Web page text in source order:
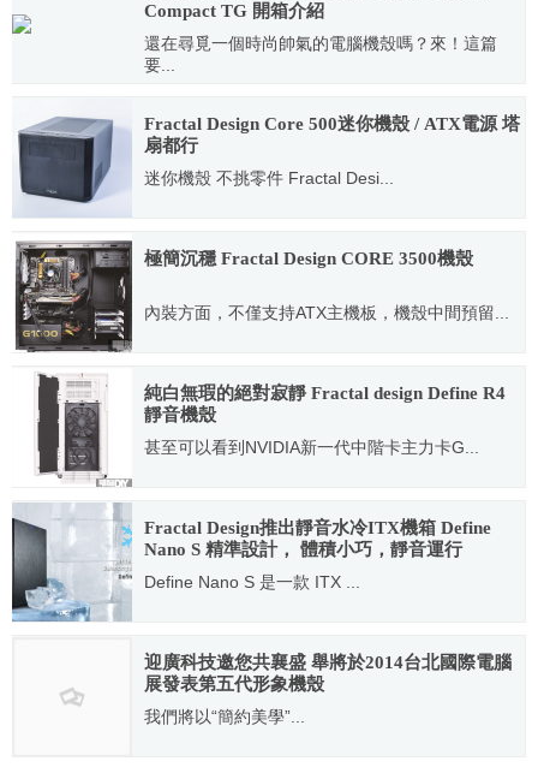
Compact TG 開箱介紹
還在尋覓一個時尚帥氣的電腦機殼嗎？來！這篇
要...
Fractal Design Core 500迷你機殼 / ATX電源 塔
扇都行
迷你機殼 不挑零件 Fractal Desi...
極簡沉穩 Fractal Design CORE 3500機殼
內裝方面，不僅支持ATX主機板，機殼中間預留...
純白無瑕的絕對寂靜 Fractal design Define R4
靜音機殼
甚至可以看到NVIDIA新一代中階卡主力卡G...
2014.04.02
Fractal Design推出靜音水冷ITX機箱 Define
Nano S 精準設計， 體積小巧，靜音運行
Define Nano S 是一款 ITX ...
迎廣科技邀您共襄盛 舉將於2014台北國際電腦
展發表第五代形象機殼
我們將以“簡約美學”...